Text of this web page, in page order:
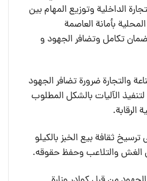
الداخلية وتوزيع المهام بين
بأمانة العاصمة
تكامل وتضافر الجهود و
والتجارة ضرورة تضافر الجهود
الآليات بالشكل المطلوب
الرقابة.
ثقافة بيع الخبز بالكيلو
الغش والتلاعب وحفظ حقوقه.